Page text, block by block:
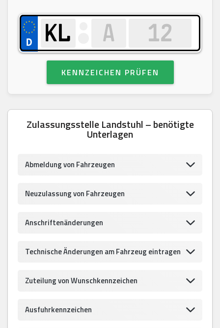
KENNZEICHEN PRÜFEN
Zulassungsstelle Landstuhl – benötigte
Unterlagen
Abmeldung von Fahrzeugen
Neuzulassung von Fahrzeugen
Anschriftenänderungen
Technische Änderungen am Fahrzeug eintragen
Zuteilung von Wunschkennzeichen
Ausfuhrkennzeichen